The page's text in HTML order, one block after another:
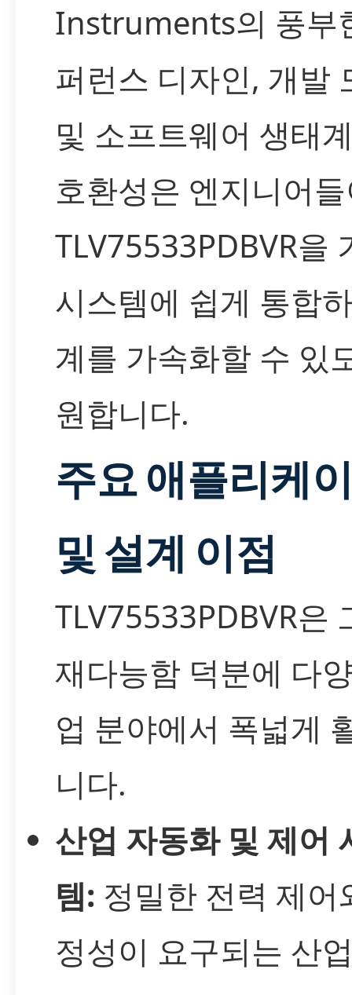
Instruments의 풍부
퍼런스 디자인, 개발
및 소프트웨어 생태
호환성은 엔지니어
TLV75533PDBVR을
시스템에 쉽게 통합
계를 가속화할 수 있
원합니다.
주요 애플리케
및 설계 이점
TLV75533PDBVR은
재다능함 덕분에 다
업 분야에서 폭넓게
니다.
산업 자동화 및 제어
템: 정밀한 전력 제어
정성이 요구되는 산